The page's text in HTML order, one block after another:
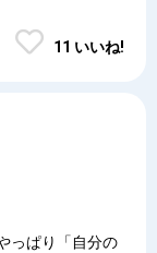
11 いいね!
っぱり「自分の